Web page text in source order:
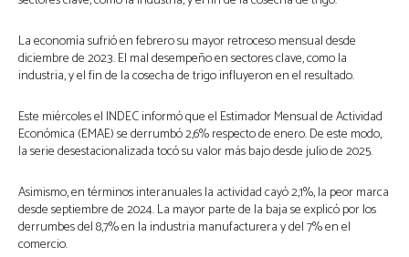
La economía sufrió en febrero su mayor retroceso mensual desde
diciembre de 2023. El mal desempeño en sectores clave, como la
industria, y el fin de la cosecha de trigo influyeron en el resultado.
Este miércoles el INDEC informó que el Estimador Mensual de Actividad
Económica (EMAE) se derrumbó 2,6% respecto de enero. De este modo,
la serie desestacionalizada tocó su valor más bajo desde julio de 2025.
Asimismo, en términos interanuales la actividad cayó 2,1%, la peor marca
desde septiembre de 2024. La mayor parte de la baja se explicó por los
derrumbes del 8,7% en la industria manufacturera y del 7% en el
comercio.